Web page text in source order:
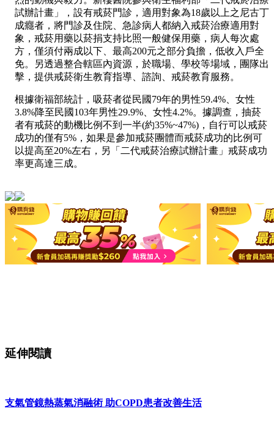
試辦計畫」，設有戒菸門診，適用對象為18歲以上之尼古丁
成癮者，將門診及住院、急診病人都納入戒菸治療適用對
象，戒菸用藥以菸捐支持比照一般健保用藥，病人每次處
方，僅須付兩成以下、最高200元之部分負擔，低收入戶全
免。另透過整合轄區內資源，於職場、學校等場域，團隊出
擊，提供戒菸衛生教育指導、諮詢、戒菸教育服務。
根據衛福部統計，吸菸者從民國79年的男性59.4%、女性
3.8%降至民國103年男性29.9%、女性4.2%。據調查，抽菸
者有戒菸的動機比例不到一半(約35%~47%)，自行可以戒菸
成功的僅有5%，如果是參加戒菸團體而戒菸成功的比例可
以提高至20%左右，另「二代戒菸治療試辦計畫」戒菸成功
率更高達三成。
延伸閱讀
支氣管鏡熱蒸氣消融術 助COPD患者改善生活